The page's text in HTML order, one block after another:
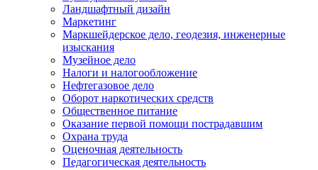
Ландшафтный дизайн
Маркетинг
Маркшейдерское дело, геодезия, инженерные
изыскания
Музейное дело
Налоги и налогообложение
Нефтегазовое дело
Оборот наркотических средств
Общественное питание
Оказание первой помощи пострадавшим
Охрана труда
Оценочная деятельность
Педагогическая деятельность